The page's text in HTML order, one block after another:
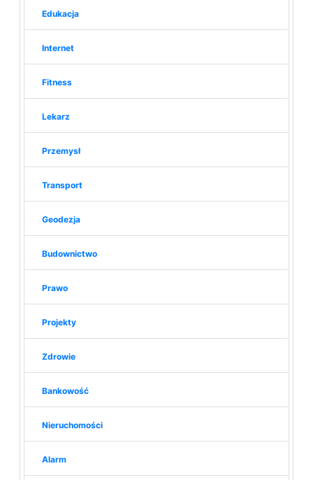
Edukacja
Internet
Fitness
Lekarz
Przemysł
Transport
Geodezja
Budownictwo
Prawo
Projekty
Zdrowie
Bankowość
Nieruchomości
Alarm